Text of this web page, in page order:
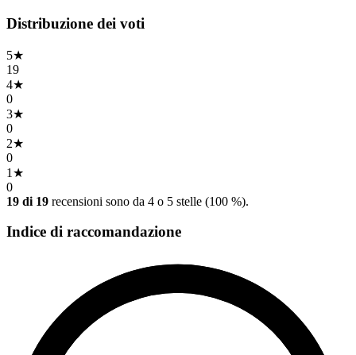
Distribuzione dei voti
5★
19
4★
0
3★
0
2★
0
1 ★
0
19 di 19 recensioni sono da 4 o 5 stelle (100 %).
Indice di raccomandazione